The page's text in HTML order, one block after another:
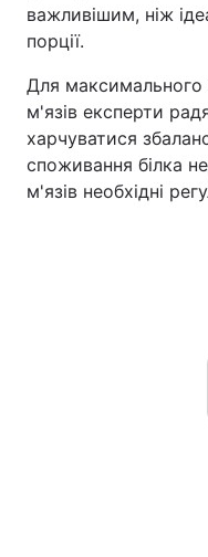
важливішим, ніж
порції.
Для максимального
м'язів експерти
харчуватися
споживання білка
м'язів необхідні